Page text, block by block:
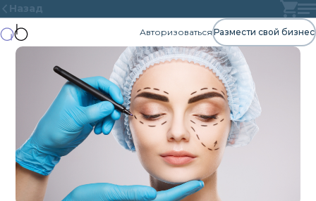
Назад
Авторизоваться Размести свой бизнес